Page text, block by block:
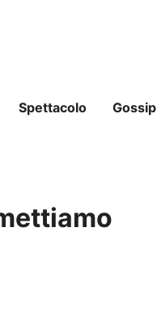
Spettacolo Gossip